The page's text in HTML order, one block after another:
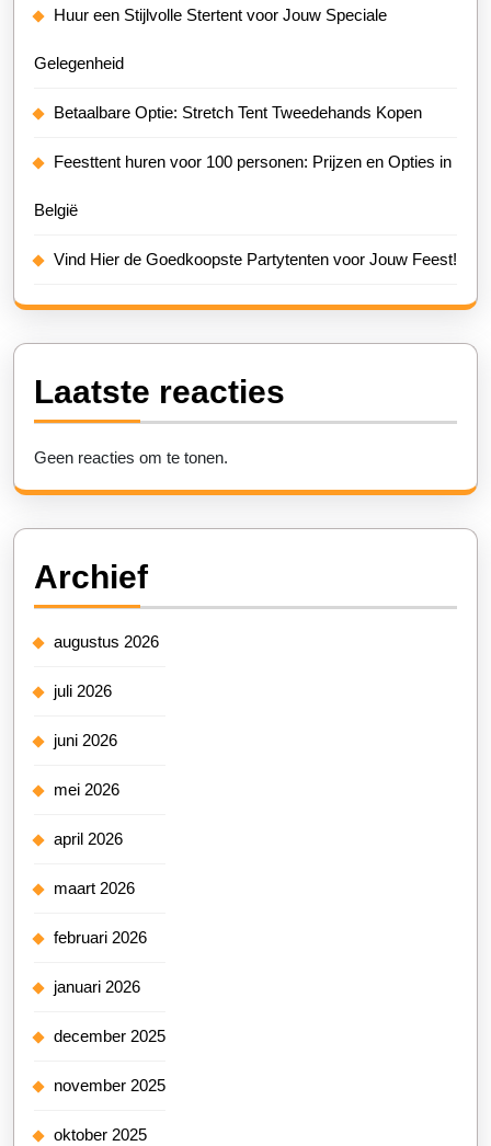
Huur een Stijlvolle Stertent voor Jouw Speciale
Gelegenheid
Betaalbare Optie: Stretch Tent Tweedehands Kopen
Feesttent huren voor 100 personen: Prijzen en Opties in
België
Vind Hier de Goedkoopste Partytenten voor Jouw Feest!
Laatste reacties
Geen reacties om te tonen.
Archief
augustus 2026
juli 2026
juni 2026
mei 2026
april 2026
maart 2026
februari 2026
januari 2026
december 2025
november 2025
oktober 2025